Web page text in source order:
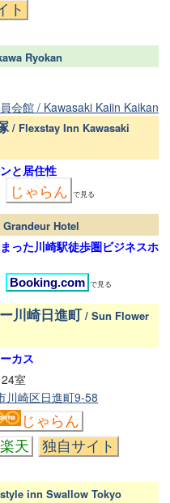
ト
Ryokan
会館 / Kawasaki Kaiin Kaikan
/ Flexstay Inn Kawasaki
と居住性
じゃらん で見る
Hotel
った川崎駅徒歩圏ビジネスホ
Booking.com で見る
川崎日進町/ Sun Flower
カス
24室
川崎区日進町9-58
じゃらん
楽天
独自サイト
inn Swallow Tokyo